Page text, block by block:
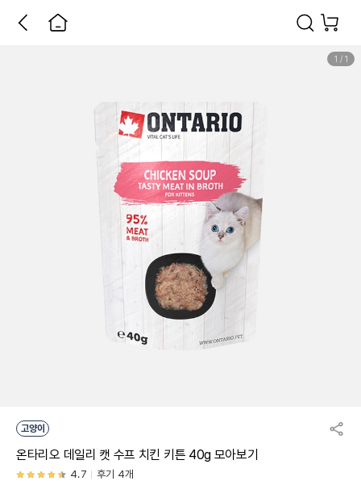
1 / 1
고양이
온타리오 데일리 캣 수프 치킨 키튼 40g 모아보기
4.7 후기 4개